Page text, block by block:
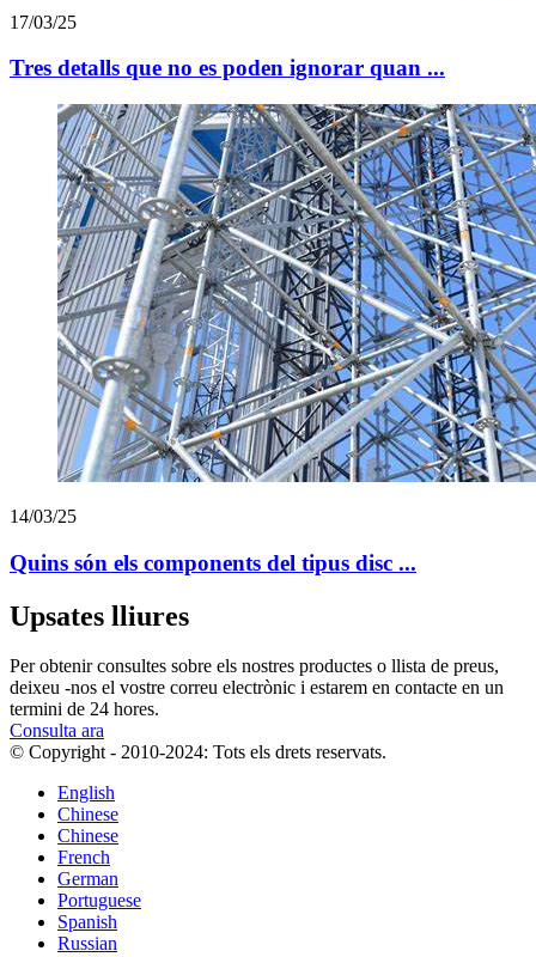
17/03/25
Tres detalls que no es poden ignorar quan ...
14/03/25
Quins són els components del tipus disc ...
Upsates lliures
Per obtenir consultes sobre els nostres productes o llista de preus,
deixeu -nos el vostre correu electrònic i estarem en contacte en un
termini de 24 hores.
Consulta ara
© Copyright - 2010-2024: Tots els drets reservats.
English
Chinese
Chinese
French
German
Portuguese
Spanish
Russian